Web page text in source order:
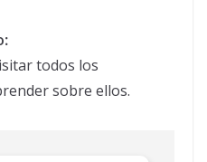
todos los
sobre ellos.